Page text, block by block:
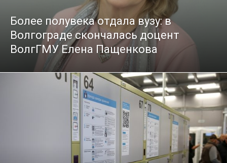
Более полувека отдала вузу: в
Волгограде скончалась доцент
ВолгГМУ Елена Пащенкова